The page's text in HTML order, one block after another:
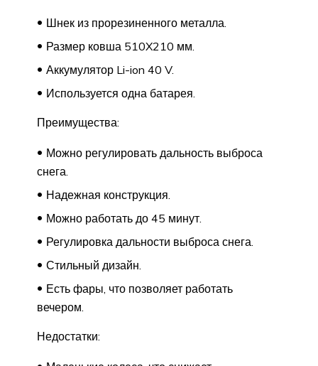
Шнек из прорезиненного металла.
Размер ковша 510X210 мм.
Аккумулятор Li-ion 40 V.
Используется одна батарея.
Преимущества:
Можно регулировать дальность выброса
снега.
Надежная конструкция.
Можно работать до 45 минут.
Регулировка дальности выброса снега.
Стильный дизайн.
Есть фары, что позволяет работать
вечером.
Недостатки: